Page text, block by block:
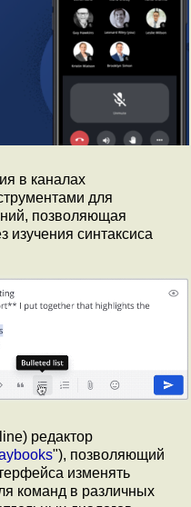
в каналах
для
позволяющая
изучения синтаксиса
редактор
"), позволяющий
изменять
команд в различных